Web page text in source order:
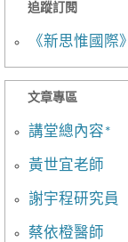
追蹤訂閱
《新思惟國際》
文章專區
講堂總內容*
黃世宜老師
謝宇程研究員
蔡依橙醫師